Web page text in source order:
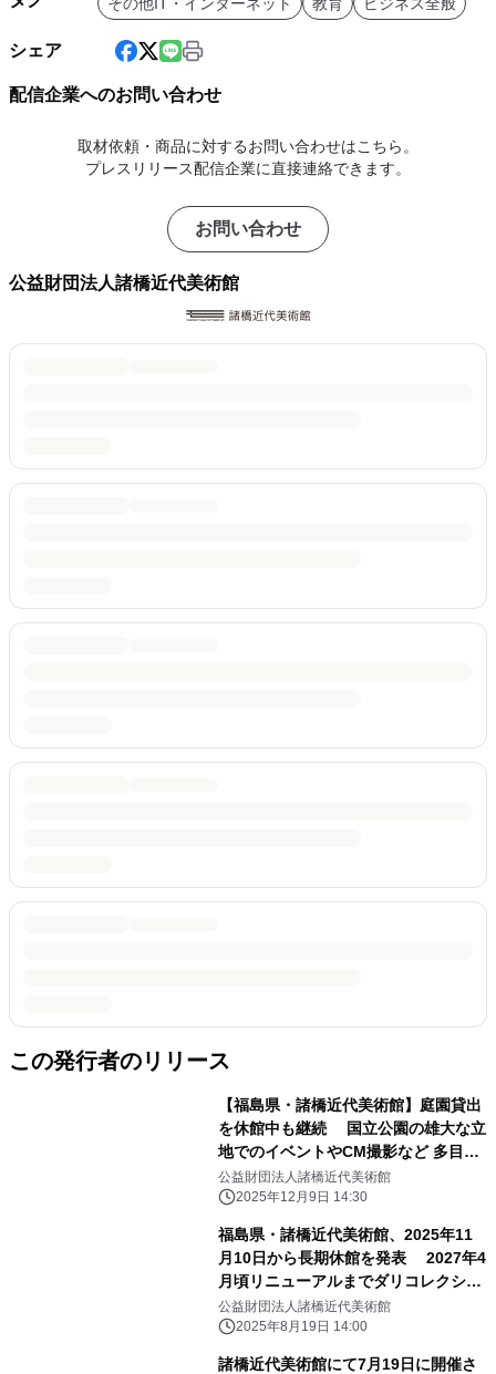
シェア
配信企業へのお問い合わせ
取材依頼・商品に対するお問い合わせはこちら。
プレスリリース配信企業に直接連絡できます。
お問い合わせ
公益財団法人諸橋近代美術館
この発行者のリリース
【福島県・諸橋近代美術館】庭園貸出
を休館中も継続 国立公園の雄大な立
地でのイベントやCM撮影など 多目的
利用が可能に
公益財団法人諸橋近代美術館
2025年12月9日 14:30
福島県・諸橋近代美術館、2025年11
月10日から長期休館を発表 2027年4
月頃リニューアルまでダリコレクショ
ン等は見納め予定
公益財団法人諸橋近代美術館
2025年8月19日 14:00
諸橋近代美術館にて7月19日に開催さ